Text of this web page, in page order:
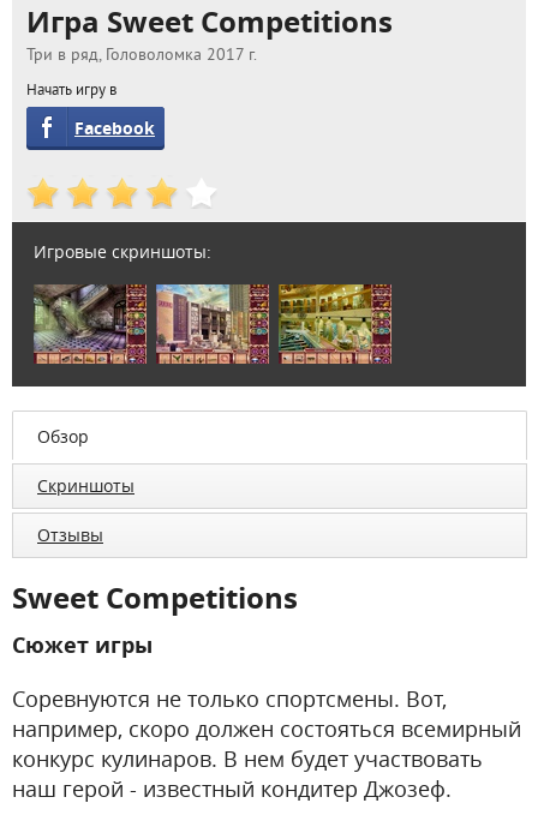
Игра Sweet Competitions
Три в ряд, Головоломка 2017 г.
Начать игру в
Facebook
Игровые скриншоты:
Обзор
Скриншоты
Отзывы
Sweet Competitions
Сюжет игры
Соревнуются не только спортсмены. Вот,
например, скоро должен состояться всемирный
конкурс кулинаров. В нем будет участвовать
наш герой - известный кондитер Джозеф.